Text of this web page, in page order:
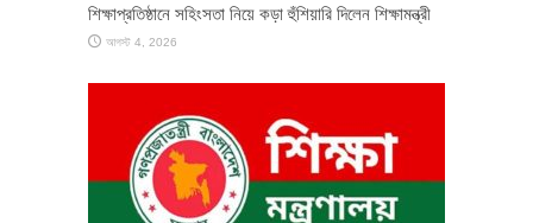
শিক্ষাপ্রতিষ্ঠানে সহিংসতা নিয়ে কড়া হুঁশিয়ারি দিলেন শিক্ষামন্ত্রী
আগস্ট 4, 2026